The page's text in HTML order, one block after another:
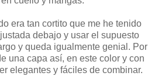
era tan cortito que me he tenido
debajo y usar el supuesto
y queda igualmente genial. Por
una capa así, en este color y con
elegantes y fáciles de combinar.